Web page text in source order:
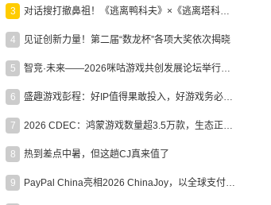
3 对话搜打撤鼻祖！《逃离鸭科夫》×《逃离塔科夫》官方线下沙龙落幕
4 见证创新力量！第二届“数龙杯”各项大奖依次揭晓
5 智竞·未来——2026咪咕游戏共创发展论坛举行：聚力精品内容、AI创作与电竞生态，共建高品质益智健康游戏社区
6 盛趣游戏彭程：好IP值得果敢投入，好游戏务必长效经营
7 2026 CDEC：鸿蒙游戏数量超3.5万款，生态正循环加速产业高质量发展
8 热到差点中暑，但这趟CJ真来值了
9 PayPal China亮相2026 ChinaJoy，以全球支付能力助力中国游戏企业深化全球运营